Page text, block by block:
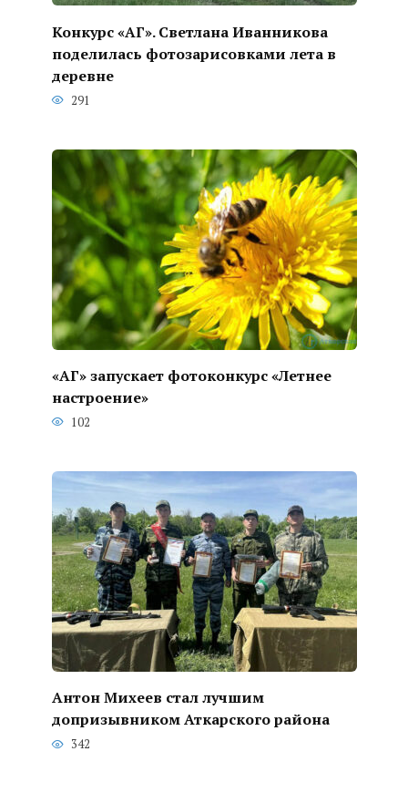
Конкурс «АГ». Светлана Иванникова
поделилась фотозарисовками лета в
деревне
291
«АГ» запускает фотоконкурс «Летнее
настроение»
102
Антон Михеев стал лучшим
допризывником Аткарского района
342